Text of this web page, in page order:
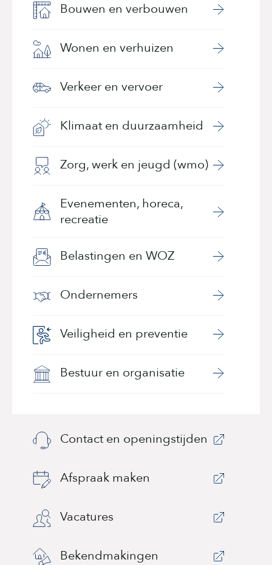
Bouwen en verbouwen
Wonen en verhuizen
Verkeer en vervoer
Klimaat en duurzaamheid
Zorg, werk en jeugd (wmo)
Evenementen, horeca,
recreatie
Belastingen en WOZ
Ondernemers
Veiligheid en preventie
Bestuur en organisatie
Contact en openingstijden
Afspraak maken
Vacatures
Bekendmakingen